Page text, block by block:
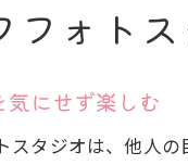
フォト
気にせず楽しむ
スタジオは、他人